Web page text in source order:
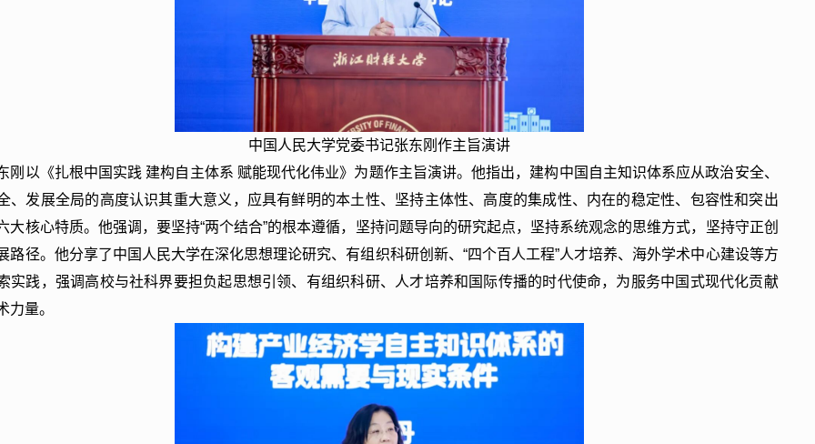
中国人民大学党委书记张东刚作主旨演讲
刚以《扎根中国实践 建构自主体系 赋能现代化伟业》为题作主旨演讲。他指出，建构中国自主知识体系应从政治安全、
、发展全局的高度认识其重大意义，应具有鲜明的本土性、坚持主体性、高度的集成性、内在的稳定性、包容性和突出
大核心特质。他强调，要坚持“两个结合”的根本遵循，坚持问题导向的研究起点，坚持系统观念的思维方式，坚持守正创
路径。他分享了中国人民大学在深化思想理论研究、有组织科研创新、“四个百人工程”人才培养、海外学术中心建设等方
实践，强调高校与社科界要担负起思想引领、有组织科研、人才培养和国际传播的时代使命，为服务中国式现代化贡献
力量。